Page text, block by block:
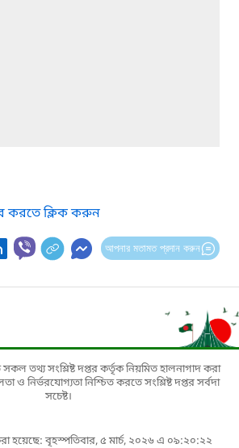
করতে ক্লিক করুন
আপনার মতামত প্রদান করুন
তথ্য সংশ্লিষ্ট দপ্তর কর্তৃক নিয়মিত হালনাগাদ করা
ও নির্ভরযোগ্যতা নিশ্চিত করতে সংশ্লিষ্ট দপ্তর সর্বদা
সচেষ্ট।
হয়েছে: বৃহস্পতিবার, ৫ মার্চ, ২০২৬ এ ০৯:২০:২২